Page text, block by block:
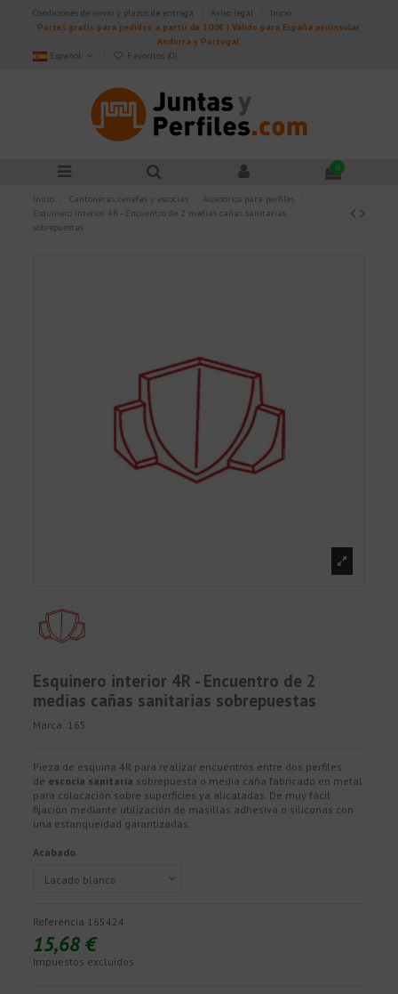
Condiciones de envío y plazos de entrega Aviso legal
Inicio
Portes gratis para pedidos a partir de 100€ | Válido para España peninsular,
Andorra y Portugal.
Español
Favoritos (0)
0
Inicio Cantoneras, cenefas y escocias
Accesorios para perfiles
Esquinero interior 4R - Encuentro de 2 medias cañas sanitarias
sobrepuestas
Esquinero interior 4R - Encuentro de 2
medias cañas sanitarias sobrepuestas
Marca: 165
Pieza de esquina 4R para realizar encuentros entre dos perfiles
de escocia sanitaria sobrepuesta o media caña fabricado en metal
para colocación sobre superficies ya alicatadas. De muy fácil
fijación mediante utilización de masillas adhesiva o siliconas con
una estanqueidad garantizadas.
Acabado
Referencia 165424
15,68 €
Impuestos excluidos